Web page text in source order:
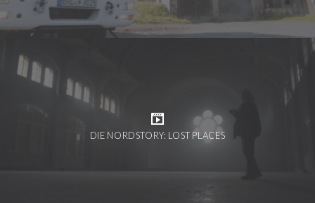
DIE NORDSTORY: LOST PLACES